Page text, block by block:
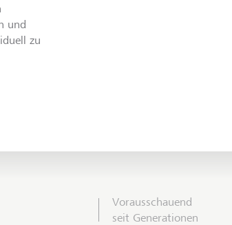
und
zu
Vorausschauend
seit Generationen